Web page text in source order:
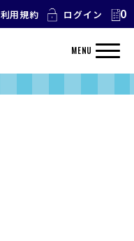
利用規約 ログイン 0
MENU